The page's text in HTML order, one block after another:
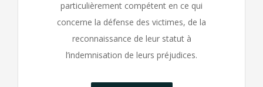
particulièrement compétent en ce qui
concerne la défense des victimes, de la
reconnaissance de leur statut à
l’indemnisation de leurs préjudices.